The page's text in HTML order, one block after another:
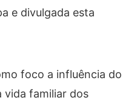
e divulgada esta
foco a influência do
vida familiar dos